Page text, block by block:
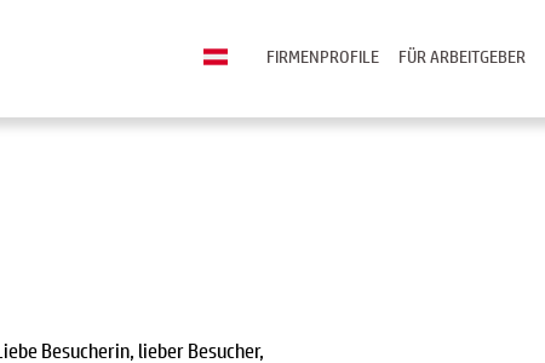
FÜR ARBEITGEBER
FIRMENPROFILE
Besucherin, lieber Besucher,